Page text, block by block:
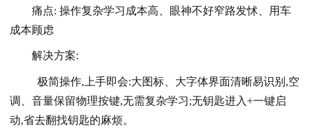
痛点: 操作复杂学习成本高、眼神不好窄路发怵、用车
成本顾虑
解决方案:
极简操作,上手即会:大图标、大字体界面清晰易识别,空
调、音量保留物理按键,无需复杂学习;无钥匙进入+一键启
动,省去翻找钥匙的麻烦。